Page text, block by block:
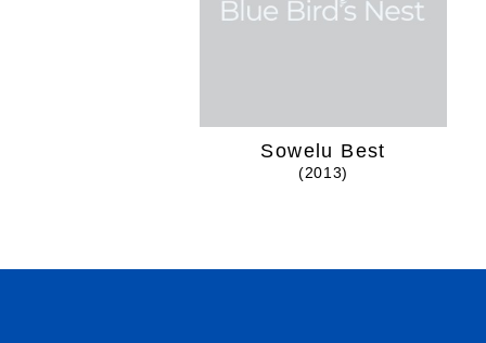
Sowelu Best
(2013)